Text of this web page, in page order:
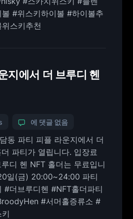
#위스키하이볼 #하이볼추
스키추천
지에서 더 브루디 헨
에 댓글 없음
동 파티 피플 라운지에서 더
파티가 열립니다. 입장료
디 헨 NFT 홀더는 무료입니
일(금) 20:00~24:00 파티
#더브루디헨 #NFT홀더파티
#서머홀증류소 #